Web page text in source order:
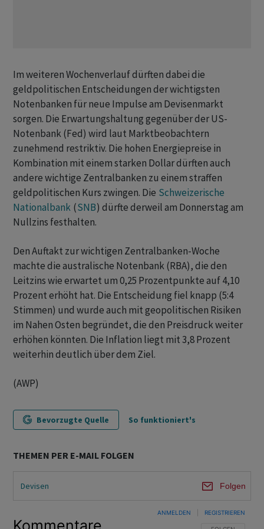
Im weiteren Wochenverlauf dürften dabei die
geldpolitischen Entscheidungen der wichtigsten
Notenbanken für neue Impulse am Devisenmarkt
sorgen. Die Erwartungshaltung gegenüber der US-
Notenbank (Fed) wird laut Marktbeobachtern
zunehmend restriktiv. Die hohen Energiepreise in
Kombination mit einem starken Dollar dürften auch
andere wichtige Zentralbanken zu einem straffen
geldpolitischen Kurs zwingen. Die Schweizerische
Nationalbank (SNB) dürfte derweil am Donnerstag am
Nullzins festhalten.
Den Auftakt zur wichtigen Zentralbanken-Woche
machte die australische Notenbank (RBA), die den
Leitzins wie erwartet um 0,25 Prozentpunkte auf 4,10
Prozent erhöht hat. Die Entscheidung fiel knapp (5:4
Stimmen) und wurde auch mit geopolitischen Risiken
im Nahen Osten begründet, die den Preisdruck weiter
erhöhen könnten. Die Inflation liegt mit 3,8 Prozent
weiterhin deutlich über dem Ziel.
(AWP)
Bevorzugte Quelle So funktioniert's
THEMEN PER E-MAIL FOLGEN
Devisen Folgen
ANMELDEN REGISTRIEREN